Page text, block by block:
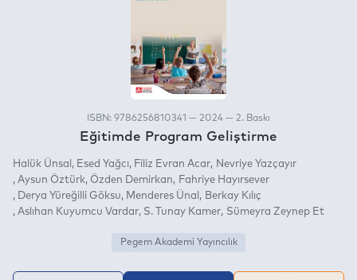
ISBN: 9786256810341 — 2024 — 2. Baskı
Eğitimde Program Geliştirme
Halük Ünsal Esed Yağcı Filiz Evran Acar
Nevriye Yazçayır
Aysun Öztürk Özden Demirkan
Fahriye Hayırsever
Derya Yüreğilli Göksu
Menderes Ünal
Berkay Kılıç
Aslıhan Kuyumcu Vardar S. Tunay Kamer Sümeyra Zeynep Et
Pegem Akademi Yayıncılık